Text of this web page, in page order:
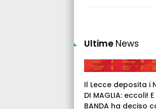
Ultime News
Il Lecce deposita i
DI MAGLIA: eccoli! E
BANDA ha deciso